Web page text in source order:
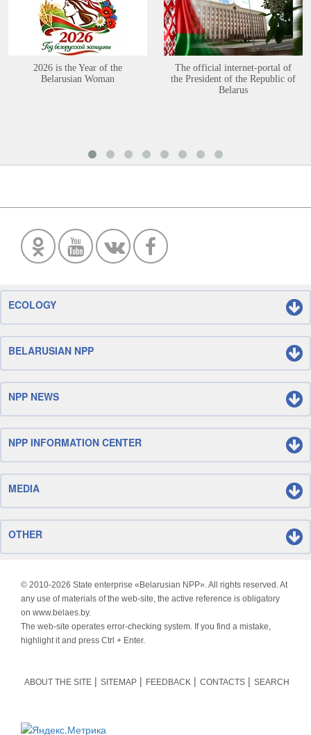
2026 is the Year of the
Belarusian Woman
The official internet-portal of
the President of the Republic of
Belarus
ECOLOGY
BELARUSIAN NPP
NPP NEWS
NPP INFORMATION CENTER
MEDIA
OTHER
© 2010-2026 State enterprise «Belarusian NPP». All rights reserved. At
any use of materials of the web-site, the active reference is obligatory
on www.belaes.by.
The web-site operates error-checking system. If you find a mistake,
highlight it and press Ctrl + Enter.
ABOUT THE SITE SITEMAP FEEDBACK CONTACTS SEARCH